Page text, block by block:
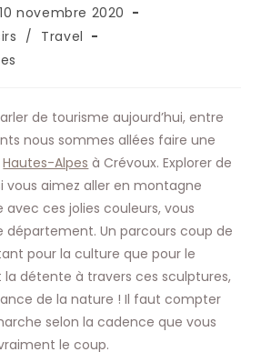
:
10 novembre 2020
/ Travel
de tourisme aujourd’hui, entre
nous sommes allées faire une
Hautes-Alpes à Crévoux. Explorer de
vous aimez aller en montagne
ces jolies couleurs, vous
département. Un parcours coup de
pour la culture que pour le
détente à travers ces sculptures,
de la nature ! Il faut compter
selon la cadence que vous
le coup.